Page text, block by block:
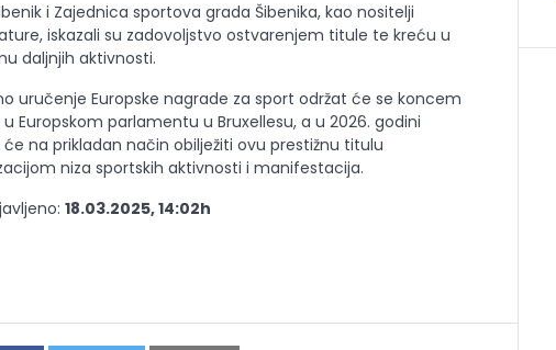
i Zajednica sportova grada Šibenika, kao nositelji
iskazali su zadovoljstvo ostvarenjem titule te kreću u
daljnjih aktivnosti.
uručenje Europske nagrade za sport održat će se koncem
Europskom parlamentu u Bruxellesu, a u 2026. godini
će na prikladan način obilježiti ovu prestižnu titulu
niza sportskih aktivnosti i manifestacija.
18.03.2025, 14:02h